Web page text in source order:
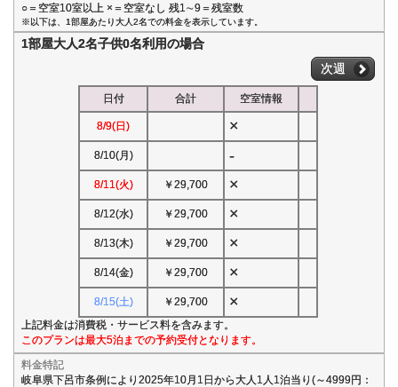
○＝空室10室以上 ×＝空室なし 残1∼9＝残室数
※以下は、1部屋あたり大人2名での料金を表示しています。
1部屋大人2名子供0名利用の場合
次週
日付 合計 空室情報
8/9(日) ×
8/10(月) -
8/11(火) ￥29,700 ×
8/12(水) ￥29,700 ×
8/13(木) ￥29,700 ×
8/14(金) ￥29,700 ×
8/15(土) ￥29,700 ×
上記料金は消費税・サービス料を含みます。
このプランは最大5泊までの予約受付となります。
料金特記
岐阜県下呂市条例により2025年10月1日から大人1人1泊当り(～4999円：